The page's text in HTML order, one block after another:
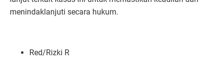
menindaklanjuti secara hukum.
Red/Rizki R